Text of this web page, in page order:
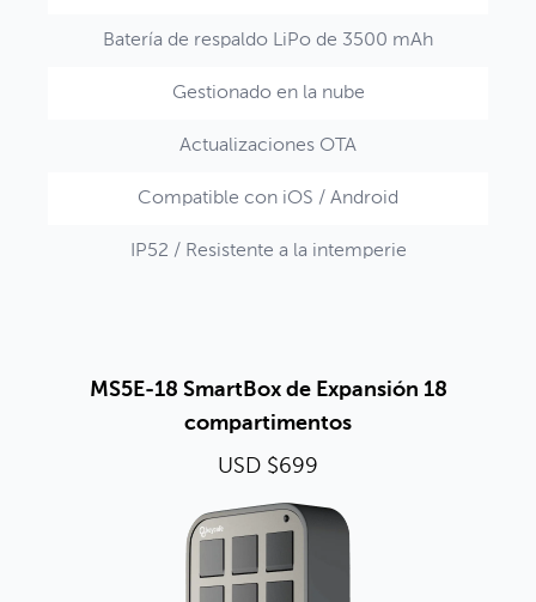
Batería de respaldo LiPo de 3500 mAh
Gestionado en la nube
Actualizaciones OTA
Compatible con iOS / Android
IP52 / Resistente a la intemperie
MS5E-18 SmartBox de Expansión 18
compartimentos
USD $699